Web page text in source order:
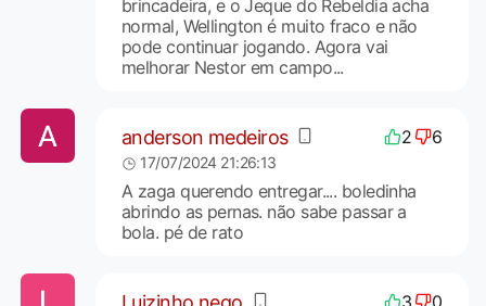
brincadeira, e o Jeque do Rebeldia acha
normal, Wellington é muito fraco e não
pode continuar jogando. Agora vai
melhorar Nestor em campo...
anderson medeiros 2 6
17/07/2024 21:26:13
A zaga querendo entregar.... boledinha
abrindo as pernas. não sabe passar a
bola. pé de rato